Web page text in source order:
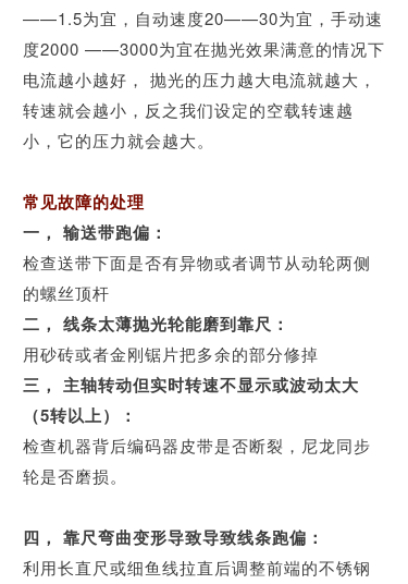
——1.5为宜，自动速度20——30为宜，手动速
度2000 ——3000为宜在抛光效果满意的情况下
电流越小越好， 抛光的压力越大电流就越大，
转速就会越小，反之我们设定的空载转速越
小，它的压力就会越大。
常见故障的处理
一， 输送带跑偏：
检查送带下面是否有异物或者调节从动轮两侧
的螺丝顶杆
二， 线条太薄抛光轮能磨到靠尺：
用砂砖或者金刚锯片把多余的部分修掉
三， 主轴转动但实时转速不显示或波动太大
（5转以上）：
检查机器背后编码器皮带是否断裂，尼龙同步
轮是否磨损。
四， 靠尺弯曲变形导致导致线条跑偏：
利用长直尺或细鱼线拉直后调整前端的不锈钢